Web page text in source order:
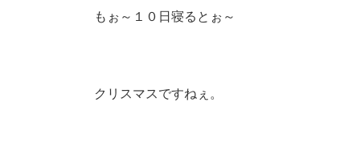
もぉ～１０日寝るとぉ～
クリスマスですねぇ。